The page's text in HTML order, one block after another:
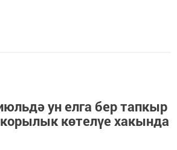
ун елга бер тапкыр
көтелүе хакында